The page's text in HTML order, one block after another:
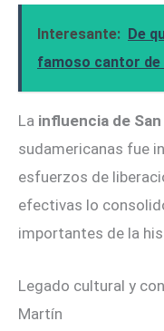
Interesante: De
famoso cantor de
La influencia de
sudamericanas fue
esfuerzos de
efectivas lo
importantes de la
Legado cultural y
Martín